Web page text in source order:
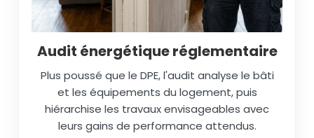
Audit énergétique réglementaire
Plus poussé que le DPE, l'audit analyse le bâti
et les équipements du logement, puis
hiérarchise les travaux envisageables avec
leurs gains de performance attendus.